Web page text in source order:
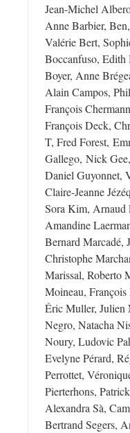
Jean-Michel
Anne Barbier,
Valérie Bert,
Boccanfuso, Edith
Boyer, Anne
Alain Campos,
François
François Deck,
T, Fred Forest,
Gallego, Nick
Daniel Guyonnet,
Claire-Jeanne
Sora Kim, Arnaud
Amandine
Bernard Marcadé,
Christophe
Marissal, Roberto
Moineau,
Éric Muller, Julien
Negro, Natacha
Noury, Ludovic
Evelyne Pérard,
Perrottet,
Pierterhons,
Alexandra Sà,
Bertrand Segers,